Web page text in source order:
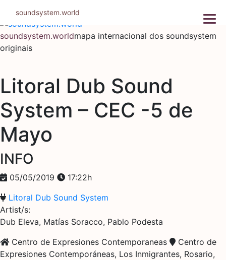
para
conteúdo
soundsystem.worldmapa internacional dos soundsystem
originais
Litoral Dub Sound
System – CEC -5 de
Mayo
INFO
05/05/2019
17:22h
Litoral Dub Sound System
Artist/s:
Dub Eleva, Matías Soracco, Pablo Podesta
Centro de Expresiones Contemporaneas
Centro de
Expresiones Contemporáneas, Los Inmigrantes, Rosario,
soundsystem.world